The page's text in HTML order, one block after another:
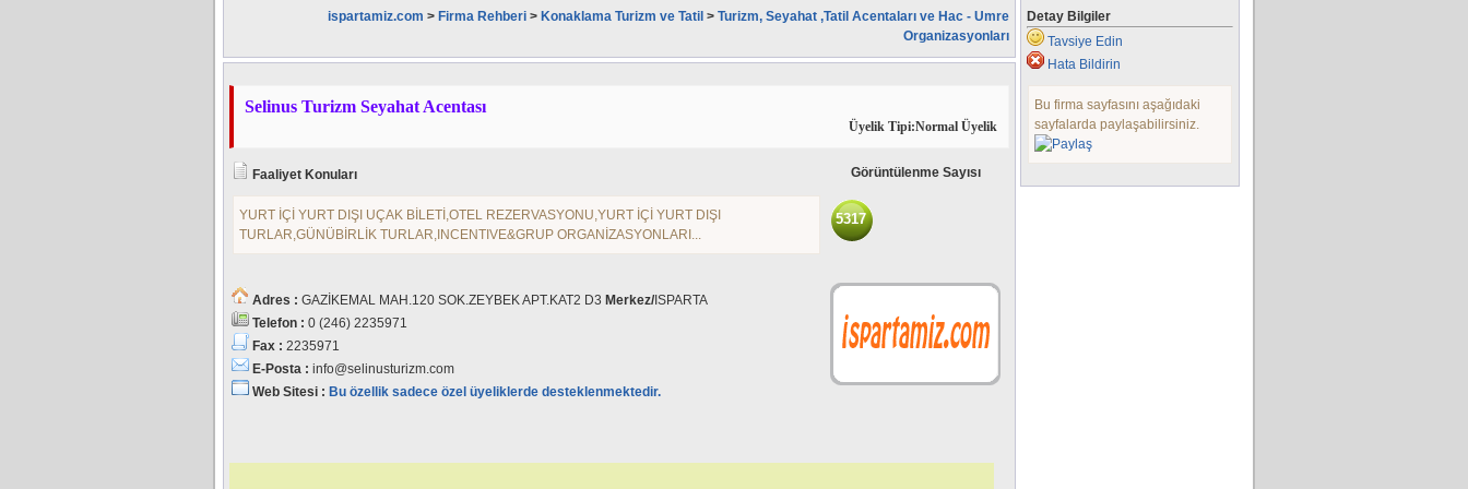
ispartamiz.com > Firma Rehberi > Konaklama Turizm ve Tatil > Turizm, Seyahat ,Tatil Acentaları ve Hac - Umre
Organizasyonları
Selinus Turizm Seyahat Acentası
Üyelik Tipi:Normal Üyelik
Faaliyet Konuları
YURT İÇİ YURT DIŞI UÇAK BİLETİ,OTEL REZERVASYONU,YURT İÇİ YURT DIŞI
TURLAR,GÜNÜBİRLİK TURLAR,INCENTIVE&GRUP ORGANİZASYONLARI...
Görüntülenme Sayısı
5317
Adres : GAZİKEMAL MAH.120 SOK.ZEYBEK APT.KAT2 D3 Merkez/ ISPARTA
Telefon : 0 (246) 2235971
Fax : 2235971
E-Posta : info@selinusturizm.com
Web Sitesi : Bu özellik sadece özel üyeliklerde desteklenmektedir.
Detay Bilgiler
Tavsiye Edin
Hata Bildirin
Bu firma sayfasını aşağıdaki
sayfalarda paylaşabilirsiniz.